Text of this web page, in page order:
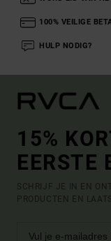
100% VEILIGE
HULP NODIG?
15%
EERSTE
SCHRIJF JE IN EN
PRODUCTEN EN